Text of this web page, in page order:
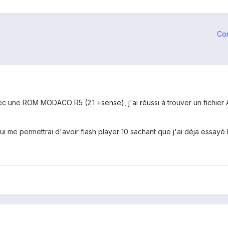
une ROM MODACO R5 (2.1 +sense), j'ai réussi à trouver un
me permettrai d'avoir flash player 10 sachant que j'ai déja